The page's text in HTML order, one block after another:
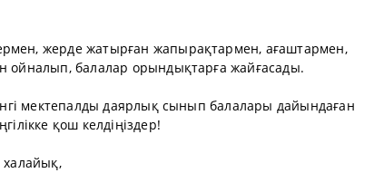
жерде жатырған жапырақтармен, ағаштармен,
ойналып, балалар орындықтарға жайғасады.
мектепалды даярлық сынып балалары дайындаған
қош келдіңіздер!
халайық,